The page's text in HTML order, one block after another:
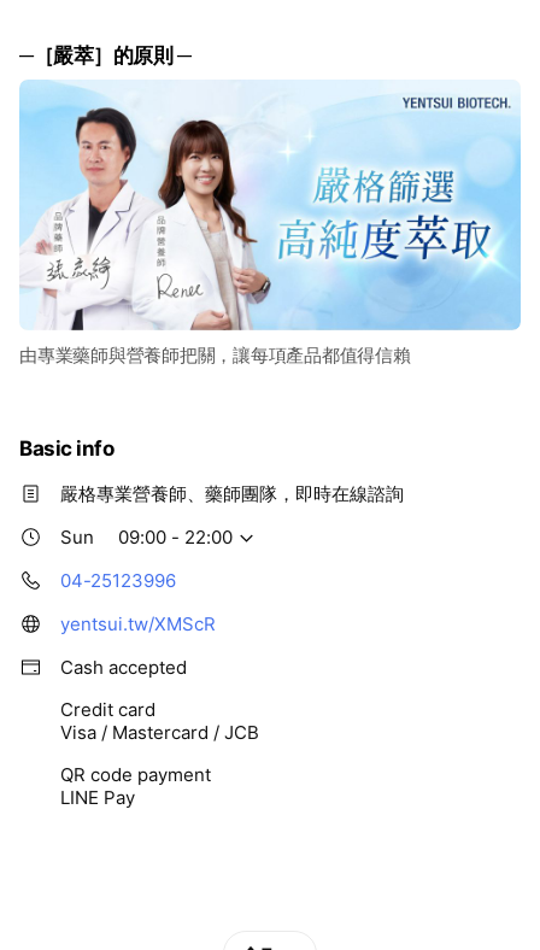
─［嚴萃］的原則 ─
由專業藥師與營養師把關，讓每項產品都值得信賴
Basic info
嚴格專業營養師、藥師團隊，即時在線諮詢
Sun
09:00 - 22:00
04-25123996
yentsui.tw/XMScR
Cash accepted
Credit card
Visa / Mastercard / JCB
QR code payment
LINE Pay